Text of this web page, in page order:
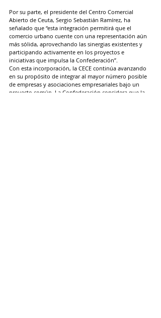
Por su parte, el presidente del Centro Comercial
Abierto de Ceuta, Sergio Sebastián Ramírez, ha
señalado que “esta integración permitirá que el
comercio urbano cuente con una representación aún
más sólida, aprovechando las sinergias existentes y
participando activamente en los proyectos e
iniciativas que impulsa la Confederación”.
Con esta incorporación, la CECE continúa avanzando
en su propósito de integrar al mayor número posible
de empresas y asociaciones empresariales bajo un
proyecto común. La Confederación considera que la